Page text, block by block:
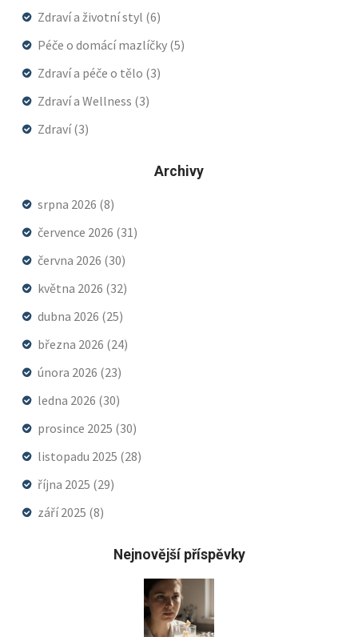
Zdraví a životní styl (6)
Péče o domácí mazlíčky (5)
Zdraví a péče o tělo (3)
Zdraví a Wellness (3)
Zdraví(3)
Archivy
srpna 2026 (8)
července 2026 (31)
června 2026 (30)
května 2026 (32)
dubna 2026 (25)
března 2026 (24)
února 2026 (23)
ledna 2026 (30)
prosince 2025 (30)
listopadu 2025 (28)
října 2025 (29)
září 2025 (8)
Nejnovější příspěvky